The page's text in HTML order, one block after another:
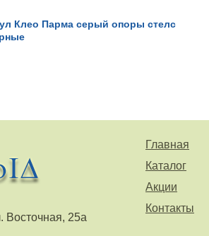
Клео Парма серый опоры стелс
Главная
Каталог
Акции
Контакты
Восточная, 25а